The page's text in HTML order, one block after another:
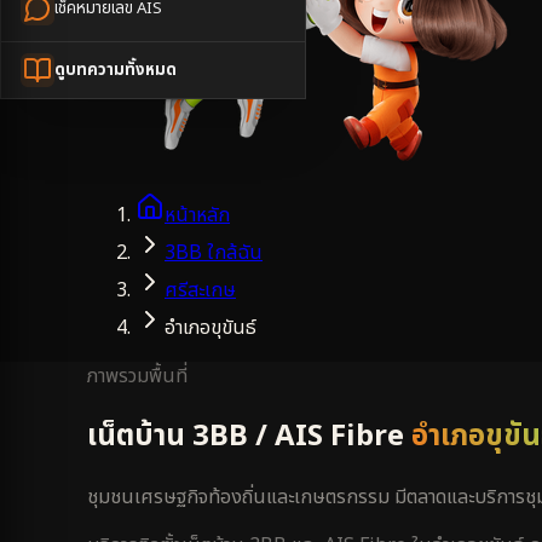
เช็คหมายเลข AIS
ดูบทความทั้งหมด
หน้าหลัก
3BB ใกล้ฉัน
ศรีสะเกษ
อำเภอขุขันธ์
ภาพรวมพื้นที่
เน็ตบ้าน 3BB / AIS Fibre อำเภอขุขั
ชุมชนเศรษฐกิจท้องถิ่นและเกษตรกรรม มีตลาดและบริการ